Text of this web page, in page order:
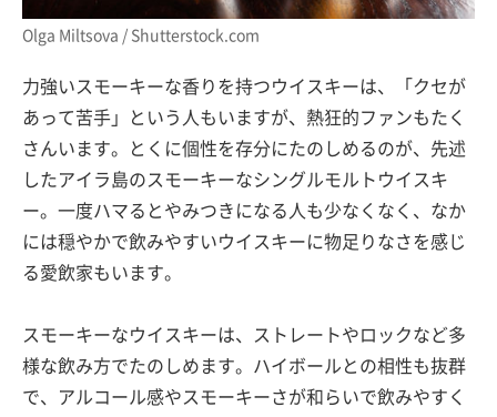
Olga Miltsova / Shutterstock.com
力強いスモーキーな香りを持つウイスキーは、「クセが
あって苦手」という人もいますが、熱狂的ファンもたく
さんいます。とくに個性を存分にたのしめるのが、先述
したアイラ島のスモーキーなシングルモルトウイスキ
ー。一度ハマるとやみつきになる人も少なくなく、なか
には穏やかで飲みやすいウイスキーに物足りなさを感じ
る愛飲家もいます。
スモーキーなウイスキーは、ストレートやロックなど多
様な飲み方でたのしめます。ハイボールとの相性も抜群
で、アルコール感やスモーキーさが和らいで飲みやすく